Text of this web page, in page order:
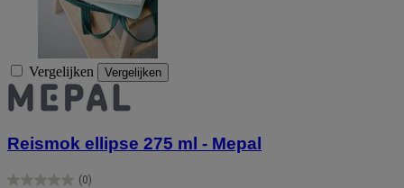
Vergelijken Vergelijken
Reismok ellipse 275 ml - Mepal
(0)